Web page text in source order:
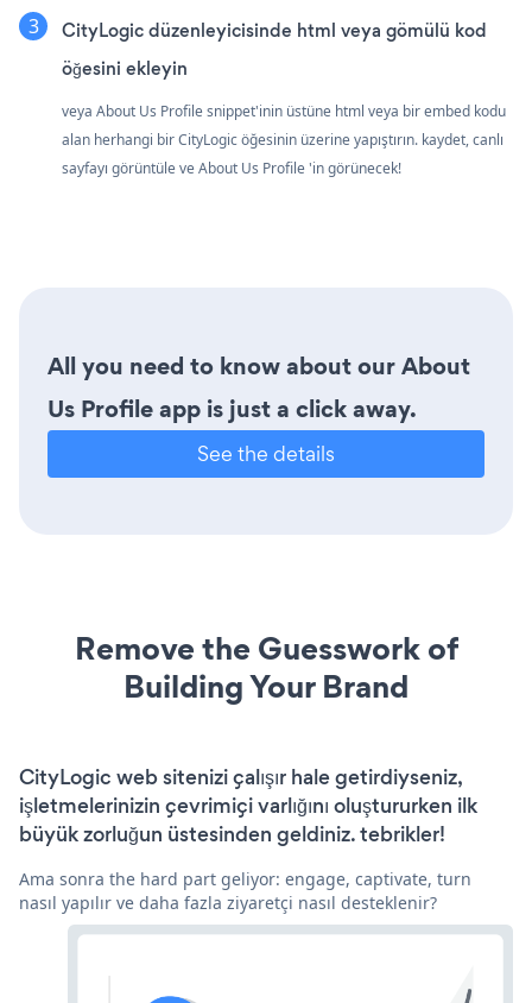
CityLogic düzenleyicisinde html veya gömülü kod
öğesini ekleyin
veya About Us Profile snippet'inin üstüne html veya bir embed kodu
alan herhangi bir CityLogic öğesinin üzerine yapıştırın. kaydet, canlı
sayfayı görüntüle ve About Us Profile 'in görünecek!
All you need to know about our About
Us Profile app is just a click away.
See the details
Remove the Guesswork of
Building Your Brand
CityLogic web sitenizi çalışır hale getirdiyseniz,
işletmelerinizin çevrimiçi varlığını oluştururken ilk
büyük zorluğun üstesinden geldiniz. tebrikler!
Ama sonra the hard part geliyor: engage, captivate, turn
nasıl yapılır ve daha fazla ziyaretçi nasıl desteklenir?